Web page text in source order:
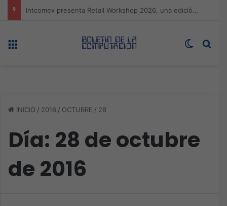
Expo technology CDMX, nueva sede con récord de audiencia
Switch
INICIO / 2016 / OCTUBRE / 28
Día: 28 de octubre
de 2016